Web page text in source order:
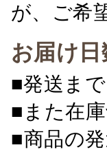
が、ご希
お届け日
■発送ま
■また在
■商品の